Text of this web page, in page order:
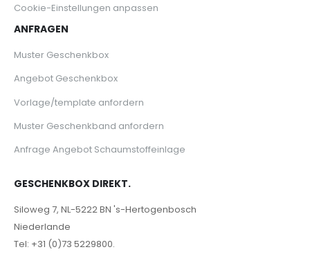
Cookie-Einstellungen anpassen
ANFRAGEN
Muster Geschenkbox
Angebot Geschenkbox
Vorlage/template anfordern
Muster Geschenkband anfordern
Anfrage Angebot Schaumstoffeinlage
GESCHENKBOX DIREKT.
Siloweg 7, NL-5222 BN 's-Hertogenbosch
Niederlande
Tel: +31 (0)73 5229800.